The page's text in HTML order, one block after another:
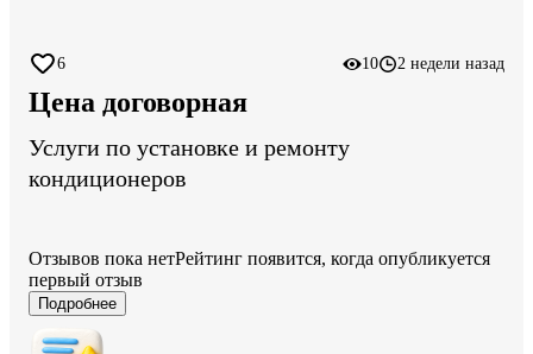
6 10 2 недели назад
Цена договорная
Услуги по установке и ремонту
кондиционеров
Отзывов пока нетРейтинг появится, когда опубликуется
первый отзыв
Подробнее